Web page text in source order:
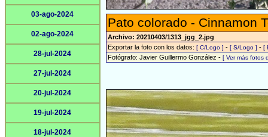
03-ago-2024
02-ago-2024
28-jul-2024
27-jul-2024
20-jul-2024
19-jul-2024
18-jul-2024
Pato colorado - Cinnamon
Archivo: 20210403/1313_jgg_2.jpg
Exportar la foto con los datos: [ C/Logo ] - [ S/Logo ] - [
Fotógrafo: Javier Guillermo González - [ Ver más fotos